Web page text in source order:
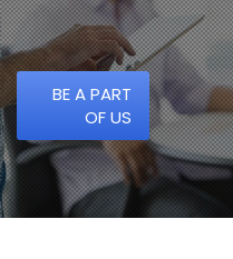
BE A PART
OF US